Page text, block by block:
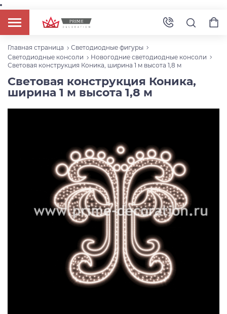
Главная страница
Светодиодные фигуры
Светодиодные консоли
Новогодние светодиодные консоли
Световая конструкция Коника, ширина 1 м высота 1,8 м
Световая конструкция Коника,
ширина 1 м высота 1,8 м